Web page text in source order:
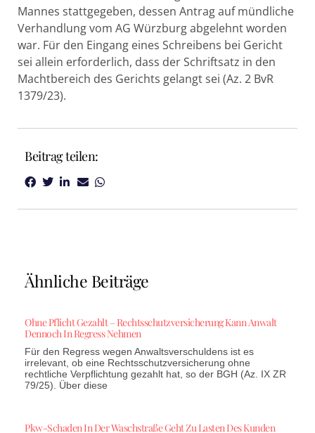
Mannes stattgegeben, dessen Antrag auf mündliche
Verhandlung vom AG Würzburg abgelehnt worden
war. Für den Eingang eines Schreibens bei Gericht
sei allein erforderlich, dass der Schriftsatz in den
Machtbereich des Gerichts gelangt sei (Az. 2 BvR
1379/23).
Beitrag teilen:
Ähnliche Beiträge
Ohne Pflicht Gezahlt – Rechtsschutzversicherung Kann Anwalt
Dennoch In Regress Nehmen
Für den Regress wegen Anwaltsverschuldens ist es
irrelevant, ob eine Rechtsschutzversicherung ohne
rechtliche Verpflichtung gezahlt hat, so der BGH (Az. IX ZR
79/25). Über diese
Pkw-Schaden In Der Waschstraße Geht Zu Lasten Des Kunden